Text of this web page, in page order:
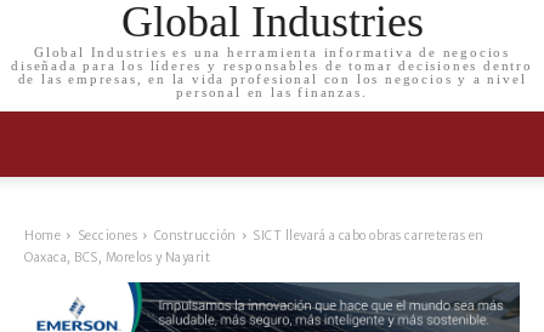
Global Industries
Global Industries es una herramienta informativa de negocios
diseñada para los líderes y responsables de tomar decisiones dentro
de las empresas, en la vida profesional con los negocios y a nivel
personal en las finanzas.
Home Secciones Construcción
SICT llevará a cabo obras carreteras en
Oaxaca, BCS, Morelos y Nayarit